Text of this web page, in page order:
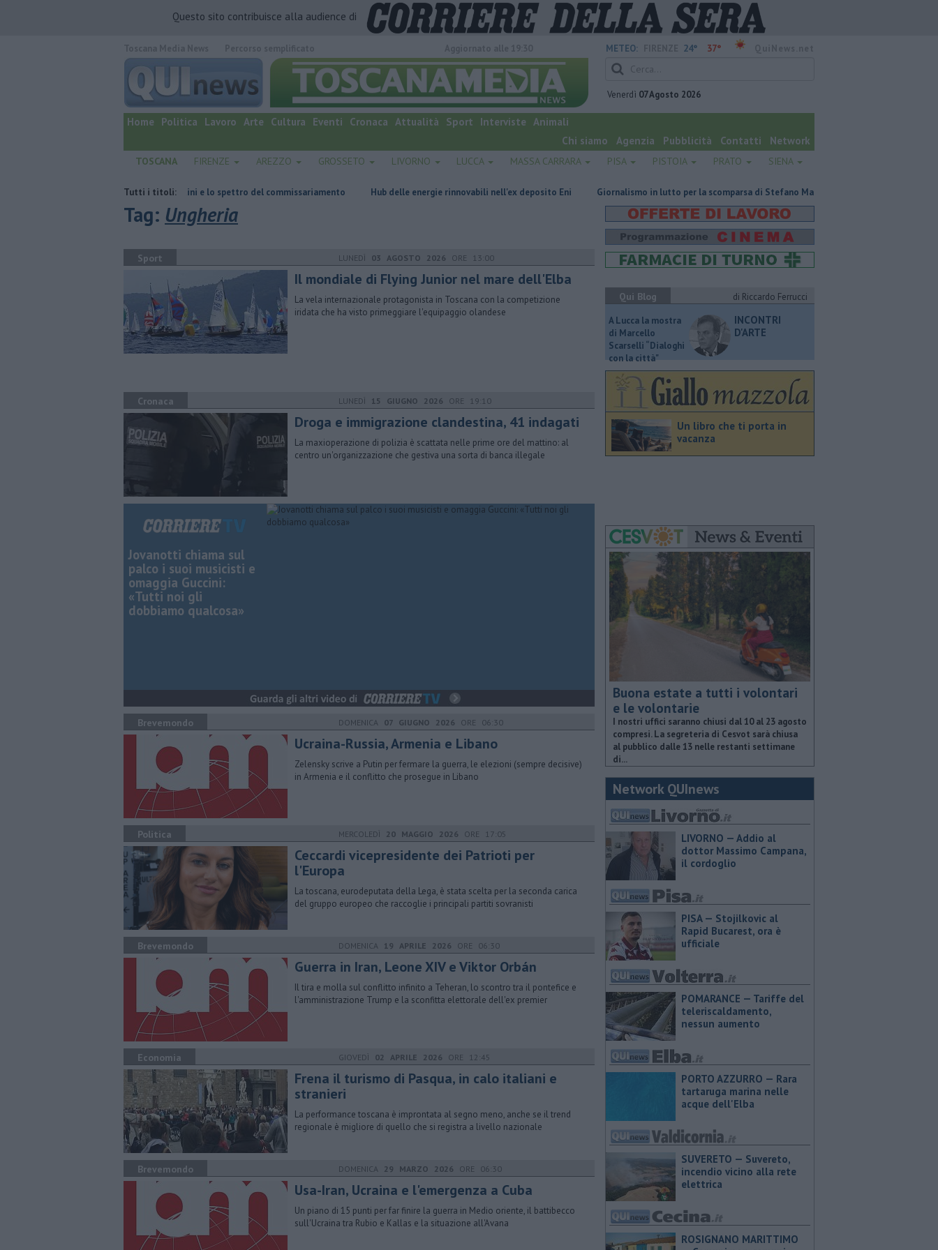
Questo sito contribuisce alla audience di
quotidiano online.
METEO: 24° 37°
Venerdì 07 Agosto 2026
Home Politica Lavoro Arte Cultura Eventi Cronaca Attualità Sport Interviste Animali
Chi siamo
Agenzia Pubblicità Contatti Network
TOSCANA FIRENZE AREZZO GROSSETO LIVORNO LUCCA MASSA CARRARA PISA PISTOIA PRATO SIENA
Tutti i titoli:
Retiambiente, il dopo Fortini e lo spettro del commissariamento Hub delle energie rinnovabili nell'ex deposito Eni Giornalismo in lutto per la scomparsa di Stefano Marcelli Contagiata da legionella, non ce
Tag: Ungheria
Sport LUNEDÌ 03 AGOSTO 2026 ORE 13:00
Il mondiale di Flying Junior nel mare dell'Elba
La vela internazionale protagonista in Toscana con la competizione
iridata che ha visto primeggiare l'equipaggio olandese
Cronaca LUNEDÌ 15 GIUGNO 2026 ORE 19:10
Droga e immigrazione clandestina, 41 indagati
La maxioperazione di polizia è scattata nelle prime ore del mattino: al
centro un'organizzazione che gestiva una sorta di banca illegale
Jovanotti chiama sul
palco i suoi musicisti e
omaggia Guccini:
«Tutti noi gli
dobbiamo qualcosa»
Brevemondo DOMENICA 07 GIUGNO 2026 ORE 06:30
Ucraina-Russia, Armenia e Libano
Zelensky scrive a Putin per fermare la guerra, le elezioni (sempre decisive)
in Armenia e il conflitto che prosegue in Libano
Politica MERCOLEDÌ 20 MAGGIO 2026 ORE 17:05
Ceccardi vicepresidente dei Patrioti per
l'Europa
La toscana, eurodeputata della Lega, è stata scelta per la seconda carica
del gruppo europeo che raccoglie i principali partiti sovranisti
Brevemondo DOMENICA 19 APRILE 2026 ORE 06:30
Guerra in Iran, Leone XIV e Viktor Orbán
Il tira e molla sul conflitto infinito a Teheran, lo scontro tra il pontefice e
l'amministrazione Trump e la sconfitta elettorale dell'ex premier
Economia GIOVEDÌ 02 APRILE 2026 ORE 12:45
Frena il turismo di Pasqua, in calo italiani e
stranieri
La performance toscana è improntata al segno meno, anche se il trend
regionale è migliore di quello che si registra a livello nazionale
Brevemondo DOMENICA 29 MARZO 2026 ORE 06:30
Usa-Iran, Ucraina e l'emergenza a Cuba
Un piano di 15 punti per far finire la guerra in Medio oriente, il battibecco
sull'Ucraina tra Rubio e Kallas e la situazione all'Avana
Qui Blog
di Riccardo Ferrucci
A Lucca la mostra
di Marcello
Scarselli “Dialoghi
con la città"
INCONTRI
D'ARTE
Un libro che ti porta in
vacanza
Buona estate a tutti i volontari
e le volontarie
I nostri uffici saranno chiusi dal 10 al 23 agosto
compresi. La segreteria di Cesvot sarà chiusa
al pubblico dalle 13 nelle restanti settimane
di...
Network QUInews
LIVORNO — Addio al
dottor Massimo Campana,
il cordoglio
PISA — Stojilkovic al
Rapid Bucarest, ora è
ufficiale
POMARANCE — Tariffe del
teleriscaldamento,
nessun aumento
PORTO AZZURRO — Rara
tartaruga marina nelle
acque dell'Elba
SUVERETO — Suvereto,
incendio vicino alla rete
elettrica
ROSIGNANO MARITTIMO